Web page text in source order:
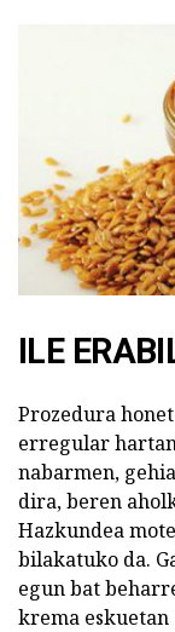
ILE
Prozedura
erregular
nabarmen,
dira, beren
Hazkundea
bilakatuko da.
egun bat
krema